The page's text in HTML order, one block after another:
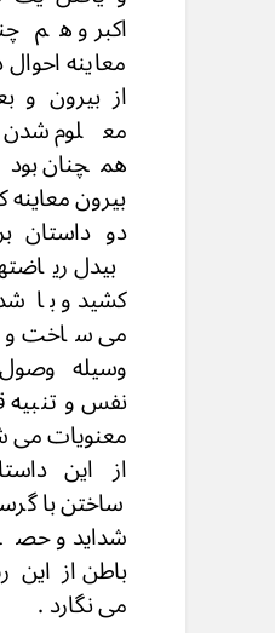
اکبر و هم
معاینه
از بیرون و
معلوم
همچنان
بیرون
دو داستان
بیدل
کشید و با
می ساخت
وسیله
نفس و تنبیه
معنویات می
از این
ساختن با
شداید و
باطن از
می نگارد .